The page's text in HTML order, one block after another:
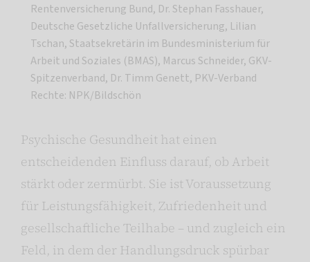
Rentenversicherung Bund, Dr. Stephan Fasshauer,
Deutsche Gesetzliche Unfallversicherung, Lilian
Tschan, Staatsekretärin im Bundesministerium für
Arbeit und Soziales (BMAS), Marcus Schneider, GKV-
Spitzenverband, Dr. Timm Genett, PKV-Verband
Rechte: NPK/Bildschön
Psychische Gesundheit hat einen
entscheidenden Einfluss darauf, ob Arbeit
stärkt oder zermürbt. Sie ist Voraussetzung
für Leistungsfähigkeit, Zufriedenheit und
gesellschaftliche Teilhabe – und zugleich ein
Feld, in dem der Handlungsdruck spürbar